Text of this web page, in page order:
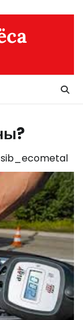
sib_ecometal